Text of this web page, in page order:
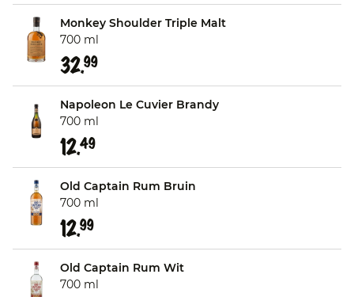
Monkey Shoulder Triple Malt
700 ml
32.99
Napoleon Le Cuvier Brandy
700 ml
12.49
Old Captain Rum Bruin
700 ml
12.99
Old Captain Rum Wit
700 ml